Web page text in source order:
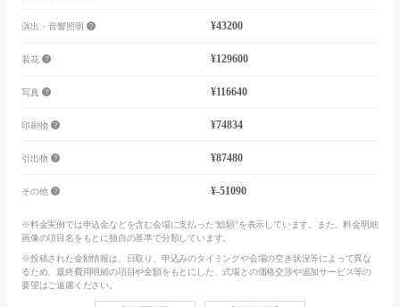
演出・音響照明 ¥43200
装花 ¥129600
写真 ¥116640
印刷物 ¥74834
引出物 ¥87480
その他 ¥-51090
※料金実例では申込金などを含む会場に支払った"総額"を表示しています。また、料金明細
画像の項目名をもとに独自の基準で分類しています。
※投稿された金額情報は、日取り、申込みのタイミングや会場の空き状況等によって異な
るため、最終費用明細の項目や金額をもとにした、式場との価格交渉や追加サービス等の
要望はご遠慮ください。